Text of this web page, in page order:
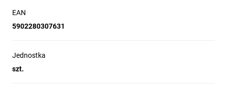
EAN
5902280307631
Jednostka
szt.